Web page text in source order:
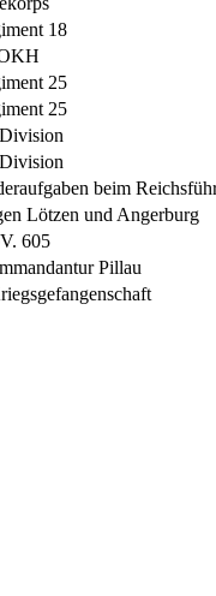
18
25
25
beim
Lötzen und Angerburg
605
Pillau